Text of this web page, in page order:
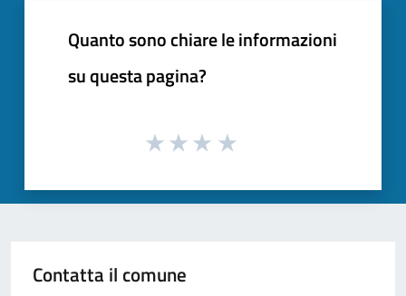
Quanto sono chiare le informazioni
su questa pagina?
Contatta il comune